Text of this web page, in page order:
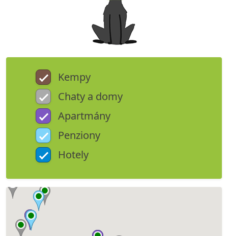
Kempy
Chaty a domy
Apartmány
Penziony
Hotely